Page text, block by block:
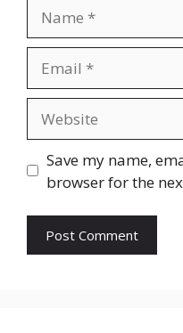
Save my name,
browser for the